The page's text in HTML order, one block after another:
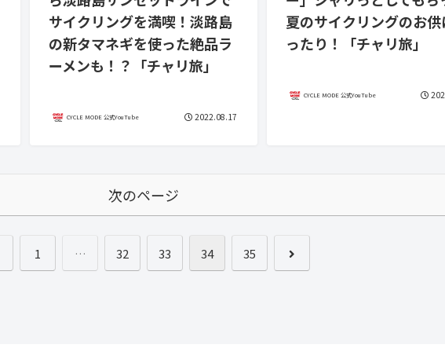
サイクリングを満喫！淡路島
の新タマネギを使った絶品ラ
ーメンも！？「チャリ旅」
2022.08.17
CYCLE MODE 公式YouTube
夏のサイクリングのお供
ったり！「チャリ旅」
CYCLE MODE 公式YouTube
次のページ
1 … 32 33 34 35